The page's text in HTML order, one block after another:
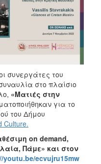
συνεργάτες του
στο πλαίσιο
«Ματιές στην
για το
του Δήμου
Culture.
on demand,
Πάμε» και στον
youtu.be/ecvujru15mw